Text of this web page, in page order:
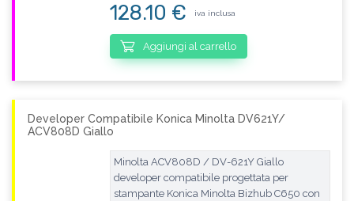
128.10 € iva inclusa
Aggiungi al carrello
Developer Compatibile Konica Minolta DV621Y/
ACV808D Giallo
Minolta ACV808D / DV-621Y Giallo
developer compatibile progettata per
stampante Konica Minolta Bizhub C650 con